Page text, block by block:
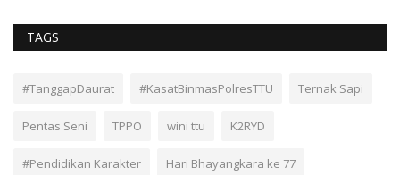
TAGS
#TanggapDaurat #KasatBinmasPolresTTU Ternak Sapi
Pentas Seni TPPO wini ttu K2RYD
#Pendidikan Karakter Hari Bhayangkara ke 77